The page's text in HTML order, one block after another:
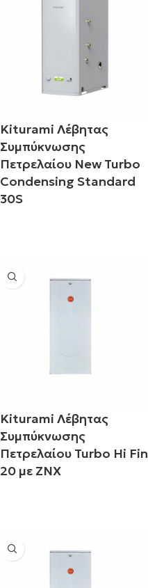
Kiturami Λέβητας
Συμπύκνωσης
Πετρελαίου New Turbo
Condensing Standard
30S
Kiturami Λέβητας
Συμπύκνωσης
Πετρελαίου Turbo Hi Fin
20 με ΖΝΧ